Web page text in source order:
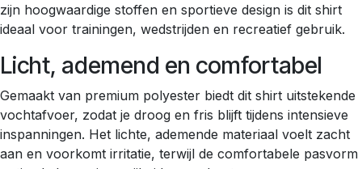
zijn hoogwaardige stoffen en sportieve design is dit shirt
ideaal voor trainingen, wedstrijden en recreatief gebruik.
Licht, ademend en comfortabel
Gemaakt van premium polyester biedt dit shirt uitstekende
vochtafvoer, zodat je droog en fris blijft tijdens intensieve
inspanningen. Het lichte, ademende materiaal voelt zacht
aan en voorkomt irritatie, terwijl de comfortabele pasvorm